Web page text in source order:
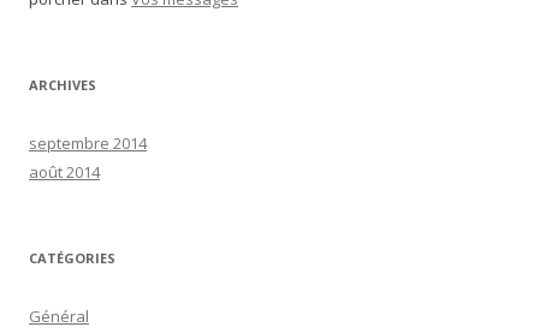
ARCHIVES
septembre 2014
août 2014
CATÉGORIES
Général